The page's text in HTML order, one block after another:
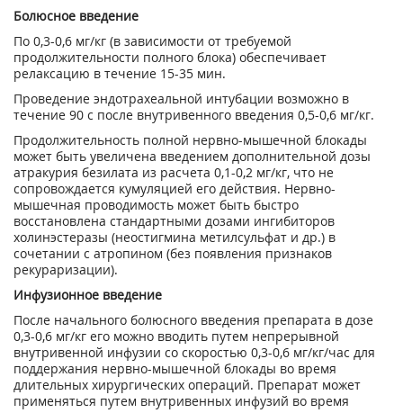
Болюсное введение
По 0,3-0,6 мг/кг (в зависимости от требуемой
продолжительности полного блока) обеспечивает
релаксацию в течение 15-35 мин.
Проведение эндотрахеальной интубации возможно в
течение 90 с после внутривенного введения 0,5-0,6 мг/кг.
Продолжительность полной нервно-мышечной блокады
может быть увеличена введением дополнительной дозы
атракурия безилата из расчета 0,1-0,2 мг/кг, что не
сопровождается кумуляцией его действия. Нервно-
мышечная проводимость может быть быстро
восстановлена стандартными дозами ингибиторов
холинэстеразы (неостигмина метилсульфат и др.) в
сочетании с атропином (без появления признаков
рекураризации).
Инфузионное введение
После начального болюсного введения препарата в дозе
0,3-0,6 мг/кг его можно вводить путем непрерывной
внутривенной инфузии со скоростью 0,3-0,6 мг/кг/час для
поддержания нервно-мышечной блокады во время
длительных хирургических операций. Препарат может
применяться путем внутривенных инфузий во время